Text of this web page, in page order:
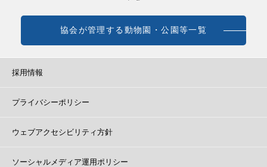
協会が管理する動物園・公園等一覧
採用情報
プライバシーポリシー
ウェブアクセシビリティ方針
ソーシャルメディア運用ポリシー